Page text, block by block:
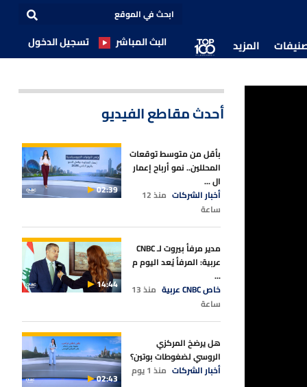
المزيد البث المباشر تسجيل الدخول
أحدث مقاطع الفيديو
بأقل من متوسط توقعات
المحللين.. نمو أرباح إعمار
ال ...
أخبار الشركات
منذ 12
ساعة
02:39
مدير مرفأ بيروت لـ CNBC
عربية: المرفأ يُعد اليوم م
...
خاص CNBC عربية
منذ 13
ساعة
14:44
هل يرضخ المركزي
الروسي لضغوطات بوتين؟
أخبار الشركات منذ 1 يوم
02:43